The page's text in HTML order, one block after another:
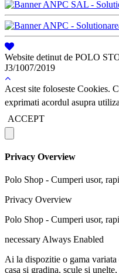
Website detinut de POLO
J3/1007/2019
Acest site foloseste Cookies.
exprimati acordul asupra
ACCEPT
Privacy Overview
Polo Shop - Cumperi usor,
Privacy Overview
Polo Shop - Cumperi usor,
necessary Always Enabled
Ai la dispozitie o gama
casa si gradina, scule si